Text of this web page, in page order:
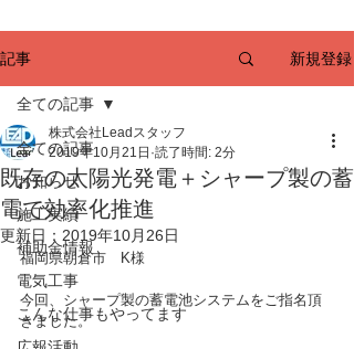
記事 新規登録
全ての記事
お知らせ
施工実績
補助金情報
電気工事
こんな仕事もやってます
全ての記事
既存の太陽光発電＋シャープ製の蓄
電で効率化推進
株式会社Leadスタッフ
2019年10月21日 読了時間: 2分
更新日： 2019年10月26日
福岡県朝倉市　K様
今回、シャープ製の蓄電池システムをご指名頂
きました。